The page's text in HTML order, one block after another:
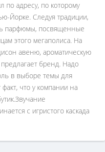
по адресу, по которому
Йорке. Следуя традиции,
парфюмы, посвященные
этого мегаполиса. На
авеню, ароматическую
бренд. Надо
в выборе темы для
что у компании на
с игристого каскада